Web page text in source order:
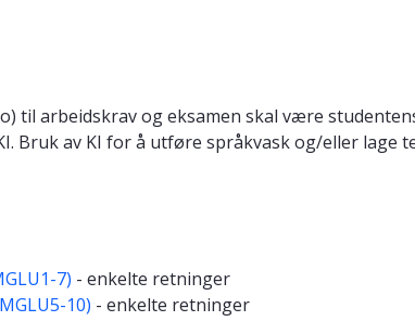
til arbeidskrav og eksamen skal være
Bruk av KI for å utføre språkvask og/eller lage
7) - enkelte retninger
10) - enkelte retninger